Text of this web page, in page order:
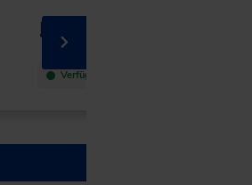
Online
Verfügbar